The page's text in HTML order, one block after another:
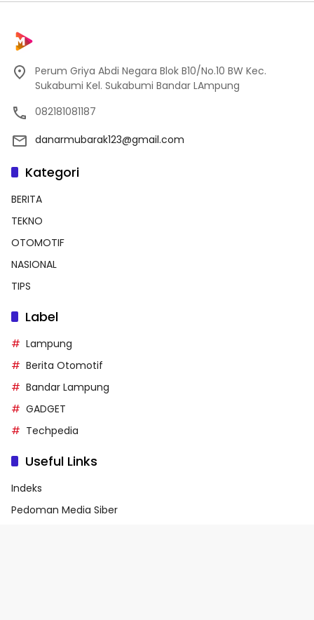
Perum Griya Abdi Negara Blok B10/No.10 BW Kec.
Sukabumi Kel. Sukabumi Bandar LAmpung
082181081187
danarmubarak123@gmail.com
Kategori
BERITA
TEKNO
OTOMOTIF
NASIONAL
TIPS
Label
Lampung
Berita Otomotif
Bandar Lampung
GADGET
Techpedia
Useful Links
Indeks
Pedoman Media Siber